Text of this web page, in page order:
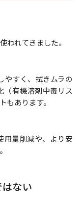
われてきました。
やすく、拭きムラの
（有機溶剤中毒リス
もあります。
用量削減や、より安
ない